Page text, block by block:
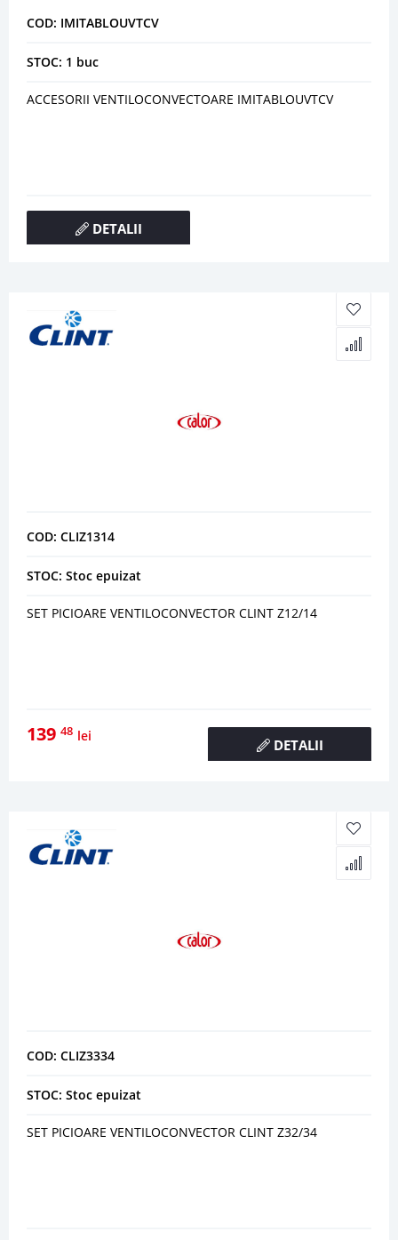
COD: IMITABLOUVTCV
STOC: 1 buc
ACCESORII VENTILOCONVECTOARE IMITABLOUVTCV
DETALII
COD: CLIZ1314
STOC: Stoc epuizat
SET PICIOARE VENTILOCONVECTOR CLINT Z12/14
139 48 lei
DETALII
COD: CLIZ3334
STOC: Stoc epuizat
SET PICIOARE VENTILOCONVECTOR CLINT Z32/34